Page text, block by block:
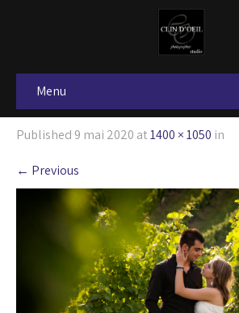
Menu
Published 9 mai 2020 at1400 × 1050 in
← Previous